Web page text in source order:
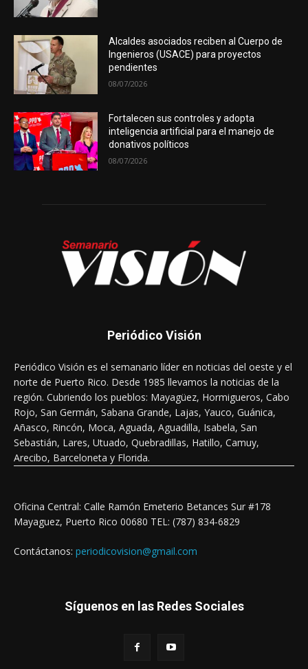
Alcaldes asociados reciben al Cuerpo de
Ingenieros (USACE) para proyectos
pendientes
08/07/2026
Fortalecen sus controles y adopta
inteligencia artificial para el manejo de
donativos políticos
08/07/2026
Periódico Visión
Periódico Visión es el semanario líder en noticias del oeste y el
norte de Puerto Rico. Desde 1985 llevamos la noticias de la
región. Cubriendo los pueblos: Mayagüez, Hormigueros, Cabo
Rojo, San Germán, Sabana Grande, Lajas, Yauco, Guánica,
Añasco, Rincón, Moca, Aguada, Aguadilla, Isabela, San
Sebastián, Lares, Utuado, Quebradillas, Hatillo, Camuy,
Arecibo, Barceloneta y Florida.
Oficina Central: Calle Ramón Emeterio Betances Sur #178
Mayaguez, Puerto Rico 00680 TEL: (787) 834-6829
Contáctanos: periodicovision@gmail.com
Síguenos en las Redes Sociales